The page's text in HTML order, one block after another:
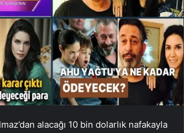
alacağı 10 bin dolarlık nafakayla